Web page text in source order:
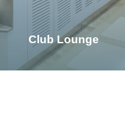
Club Lounge